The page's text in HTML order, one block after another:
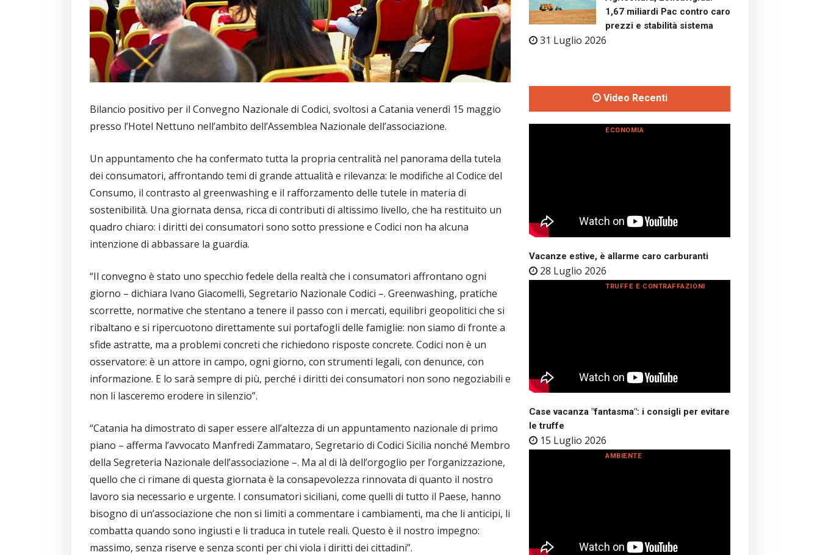
Bilancio positivo per il Convegno Nazionale di Codici, svoltosi a Catania venerdì 15 maggio
presso l’Hotel Nettuno nell’ambito dell’Assemblea Nazionale dell’associazione.
Un appuntamento che ha confermato tutta la propria centralità nel panorama della tutela
dei consumatori, affrontando temi di grande attualità e rilevanza: le modifiche al Codice del
Consumo, il contrasto al greenwashing e il rafforzamento delle tutele in materia di
sostenibilità. Una giornata densa, ricca di contributi di altissimo livello, che ha restituito un
quadro chiaro: i diritti dei consumatori sono sotto pressione e Codici non ha alcuna
intenzione di abbassare la guardia.
“Il convegno è stato uno specchio fedele della realtà che i consumatori affrontano ogni
giorno – dichiara Ivano Giacomelli, Segretario Nazionale Codici –. Greenwashing, pratiche
scorrette, normative che stentano a tenere il passo con i mercati, equilibri geopolitici che si
ribaltano e si ripercuotono direttamente sui portafogli delle famiglie: non siamo di fronte a
sfide astratte, ma a problemi concreti che richiedono risposte concrete. Codici non è un
osservatore: è un attore in campo, ogni giorno, con strumenti legali, con denunce, con
informazione. E lo sarà sempre di più, perché i diritti dei consumatori non sono negoziabili e
non li lasceremo erodere in silenzio”.
“Catania ha dimostrato di saper essere all’altezza di un appuntamento nazionale di primo
piano – afferma l’avvocato Manfredi Zammataro, Segretario di Codici Sicilia nonché Membro
della Segreteria Nazionale dell’associazione –. Ma al di là dell’orgoglio per l’organizzazione,
quello che ci rimane di questa giornata è la consapevolezza rinnovata di quanto il nostro
lavoro sia necessario e urgente. I consumatori siciliani, come quelli di tutto il Paese, hanno
bisogno di un’associazione che non si limiti a commentare i cambiamenti, ma che li anticipi, li
combatta quando sono ingiusti e li traduca in tutele reali. Questo è il nostro impegno:
massimo, senza riserve e senza sconti per chi viola i diritti dei cittadini”.
1,67 miliardi Pac contro caro
prezzi e stabilità sistema
31 Luglio 2026
Video Recenti
Vacanze estive, è allarme caro carburanti
28 Luglio 2026
ECONOMIA
Case vacanza "fantasma": i consigli per evitare
le truffe
15 Luglio 2026
TRUFFE E CONTRAFFAZIONI
AMBIENTE